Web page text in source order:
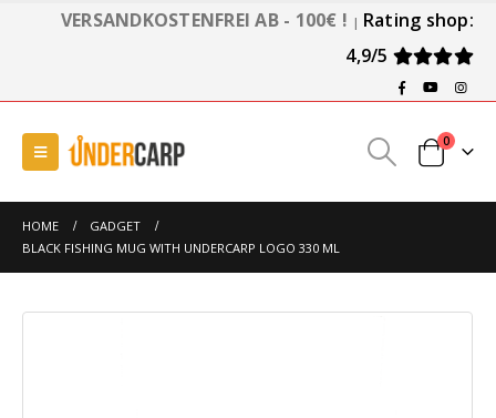
VERSANDKOSTENFREI AB - 100€ ! | Rating shop:
4,9/5
0
HOME
GADGET
BLACK FISHING MUG WITH UNDERCARP LOGO 330 ML